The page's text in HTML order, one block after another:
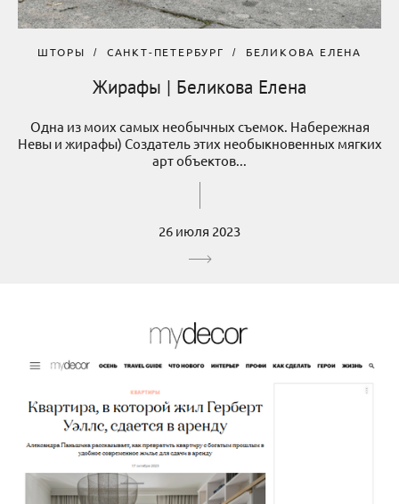
ШТОРЫ САНКТ-ПЕТЕРБУРГ БЕЛИКОВА ЕЛЕНА
Жирафы | Беликова Елена
Одна из моих самых необычных съемок. Набережная
Невы и жирафы) Создатель этих необыкновенных мягких
арт объектов...
26 июля 2023